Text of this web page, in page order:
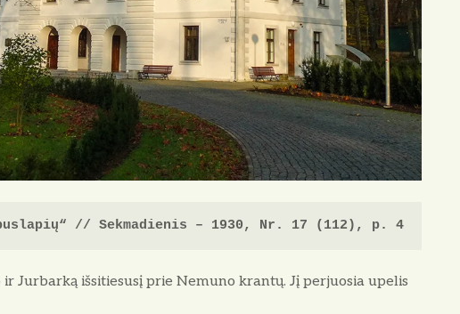
// Sekmadienis – 1930, Nr. 17 (112), p. 4
Jurbar­ką išsitiesusį prie Nemuno kran­tų. Jį perjuosia upelis